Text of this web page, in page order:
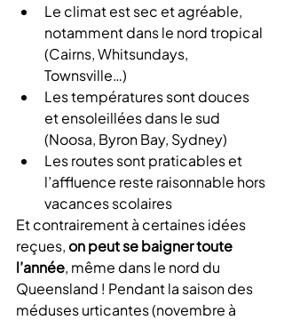
Le climat est sec et agréable,
notamment dans le nord tropical
(Cairns, Whitsundays,
Townsville…)
Les températures sont douces
et ensoleillées dans le sud
(Noosa, Byron Bay, Sydney)
Les routes sont praticables et
l’affluence reste raisonnable hors
vacances scolaires
Et contrairement à certaines idées
reçues, on peut se baigner toute
l’année, même dans le nord du
Queensland ! Pendant la saison des
méduses urticantes (novembre à